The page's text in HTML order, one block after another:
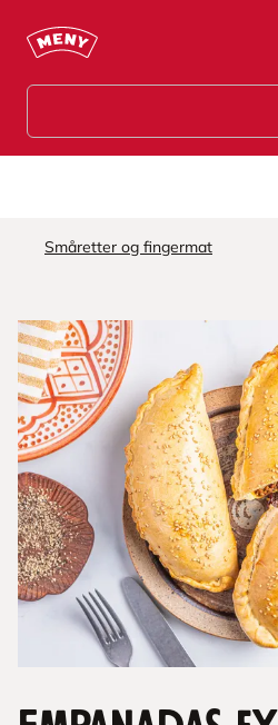
Småretter og fingermat